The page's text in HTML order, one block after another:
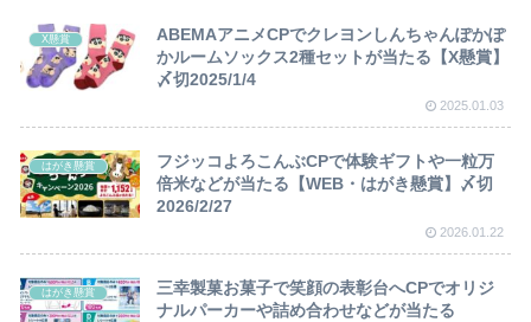
X懸賞
ABEMAアニメCPでクレヨンしんちゃんぽかぽ
かルームソックス2種セットが当たる【X懸賞】
〆切2025/1/4
2025.01.03
はがき懸賞
フジッコよろこんぶCPで体験ギフトや一粒万
倍米などが当たる【WEB・はがき懸賞】〆切
2026/2/27
2026.01.22
はがき懸賞
三幸製菓お菓子で笑顔の表彰台へCPでオリジ
ナルパーカーや詰め合わせなどが当たる